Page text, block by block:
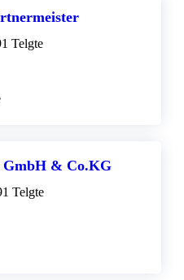
Telgte
GmbH & Co.KG
Telgte